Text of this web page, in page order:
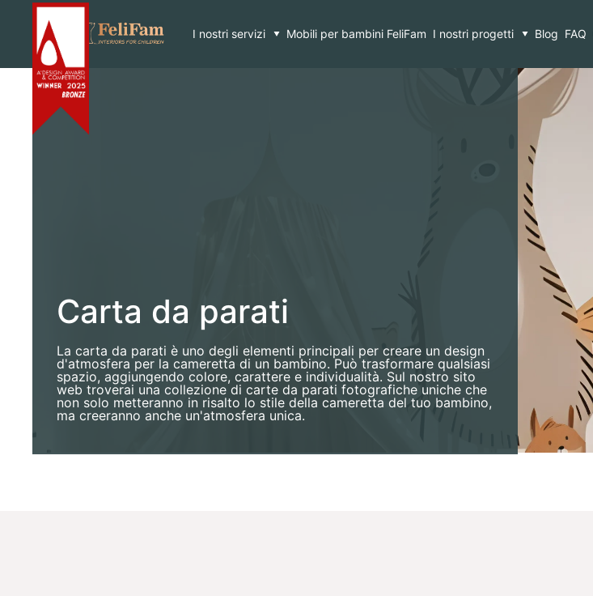
content
I nostri servizi Mobili per bambini FeliFam I nostri progetti Blog FAQ
Home
Carta da parati
La carta da parati è uno degli elementi principali per creare un design
d'atmosfera per la cameretta di un bambino. Può trasformare qualsiasi
spazio, aggiungendo colore, carattere e individualità. Sul nostro sito
web troverai una collezione di carte da parati fotografiche uniche che
non solo metteranno in risalto lo stile della cameretta del tuo bambino,
ma creeranno anche un'atmosfera unica.